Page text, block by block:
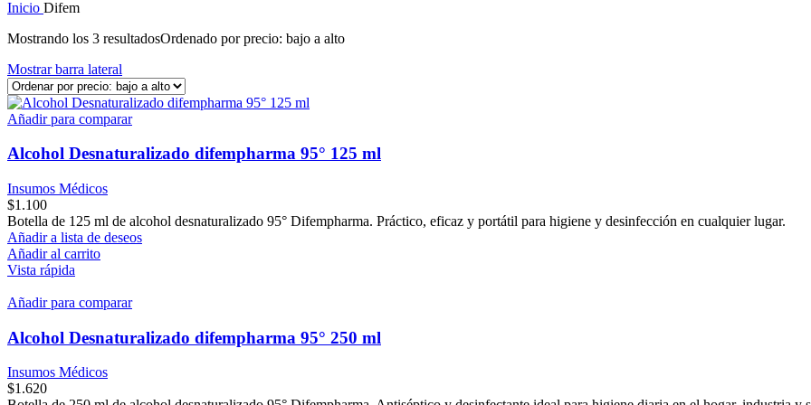
Inicio Difem
Mostrando los 3 resultadosOrdenado por precio: bajo a alto
Mostrar barra lateral
Añadir para comparar
Alcohol Desnaturalizado difempharma 95° 125 ml
Insumos Médicos
$1.100
Botella de 125 ml de alcohol desnaturalizado 95° Difempharma. Práctico, eficaz y portátil para higiene y desinfección en cualquier lugar.
Añadir a lista de deseos
Añadir al carrito
Vista rápida
Añadir para comparar
Alcohol Desnaturalizado difempharma 95° 250 ml
Insumos Médicos
$1.620